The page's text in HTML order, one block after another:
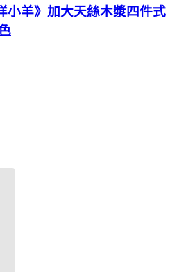
小羊》加大天絲木漿四件式